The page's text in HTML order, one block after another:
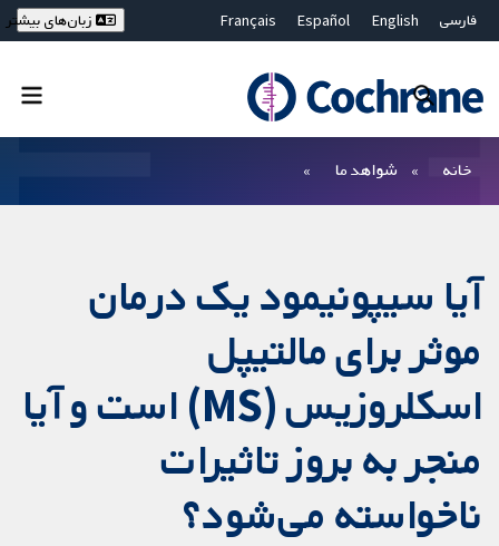
فارسی English
Español
Français
Bahasa Malaysia
ไทย
繁體中文
زبان‌های بیشتر
خانه شواهد ما
آیا سیپونیمود یک درمان
موثر برای مالتیپل
اسکلروزیس (MS) است و آیا
منجر به بروز تاثیرات
ناخواسته می‌شود؟